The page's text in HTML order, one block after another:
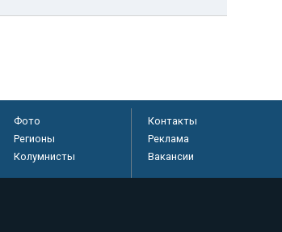
Фото
Регионы
Колумнисты
Контакты
Реклама
Вакансии